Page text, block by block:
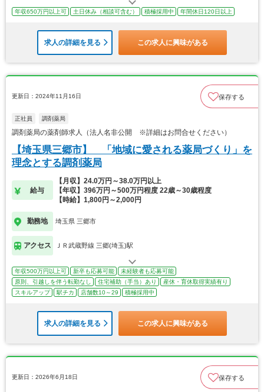
年収650万円以上可 土日休み（相談可含む） 積極採用中 年間休日120日以上
求人の詳細を見る この求人に興味がある
更新日：2024年11月16日 保存する
正社員 調剤薬局
調剤薬局の薬剤師求人（法人名非公開 ※詳細はお問合せください）
【埼玉県三郷市】 「地域に愛される薬局づくり」を
理念とする調剤薬局
給与
【月収】24.0万円～38.0万円以上
【年収】396万円～500万円程度 22歳～30歳程度
【時給】1,800円～2,000円
勤務地 埼玉県 三郷市
アクセス ＪＲ武蔵野線 三郷(埼玉)駅
年収500万円以上可 新卒も応募可能
未経験者も応募可能
原則、引越しを伴う転勤なし
住宅補助（手当）あり
産休・育休取得実績有り
スキルアップ
駅チカ 店舗数10～29 積極採用中
求人の詳細を見る この求人に興味がある
更新日：2026年6月18日 保存する